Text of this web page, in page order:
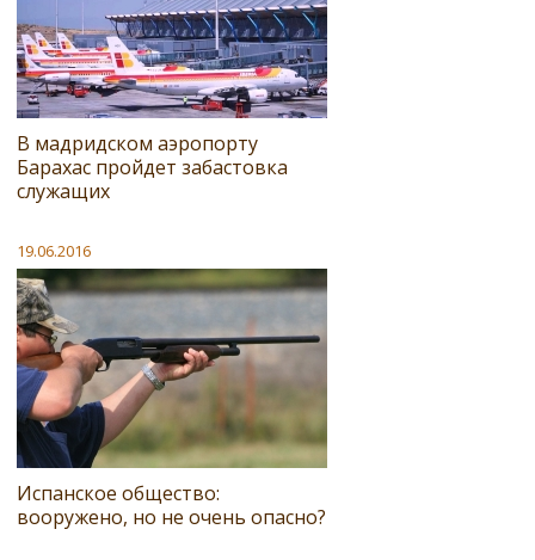
В мадридском аэропорту
Барахас пройдет забастовка
служащих
19.06.2016
Испанское общество:
вооружено, но не очень опасно?